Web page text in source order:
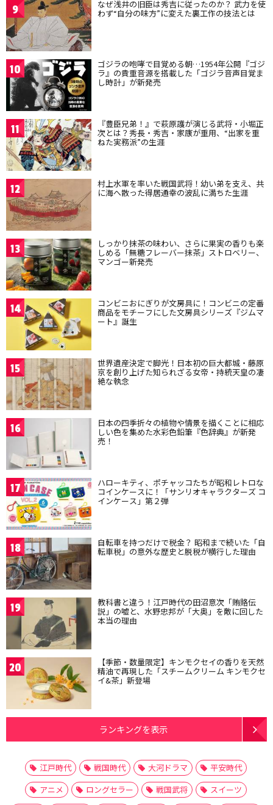
9 なぜ浅井の旧臣は秀吉に従ったのか？ 武力を使
わず“自分の味方”に変えた裏工作の技法とは
10 ゴジラの咆哮で目覚める朝…1954年公開『ゴジ
ラ』の貴重音源を搭載した「ゴジラ音声目覚ま
し時計」が新発売
11 『豊臣兄弟！』で萩原護が演じる武将・小堀正
次とは？秀長・秀吉・家康が重用、“出家を重
ねた実務派”の生涯
12 村上水軍を率いた戦国武将！幼い弟を支え、共
に海へ散った得居通幸の波乱に満ちた生涯
13 しっかり抹茶の味わい、さらに果実の香りも楽
しめる「無糖フレーバー抹茶」ストロベリー、
マンゴー新発売
14 コンビニおにぎりが文房具に！コンビニの定番
商品をモチーフにした文房具シリーズ『ジムマ
ート』誕生
15 世界遺産決定で脚光！日本初の巨大都城・藤原
京を創り上げた知られざる女帝・持統天皇の凄
絶な執念
16 日本の四季折々の植物や情景を描くことに相応
しい色を集めた水彩色鉛筆『色辞典』が新発
売！
17 ハローキティ、ポチャッコたちが昭和レトロな
コインケースに！「サンリオキャラクターズ コ
インケース」第２弾
18 自転車を持つだけで税金？ 昭和まで続いた「自
転車税」の意外な歴史と脱税が横行した理由
19 教科書と違う！江戸時代の田沼意次「賄賂伝
説」の嘘と、水野忠邦が「大奥」を敵に回した
本当の理由
20 【季節・数量限定】キンモクセイの香りを天然
精油で再現した「スチームクリーム キンモクセ
イ&茶」新登場
ランキングを表示
江戸時代 戦国時代 大河ドラマ
平安時代
アニメ
ロングセラー 戦国武将
スイーツ